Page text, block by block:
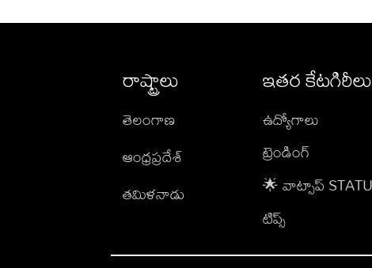
రాష్ట్రాలు
తెలంగాణ
ఆంధ్రప్రదేశ్
తమిళనాడు
ఇతర కేటగిరీలు
ఉద్యోగాలు
ట్రెండింగ్
🌟 వాట్సాప్
టిప్స్